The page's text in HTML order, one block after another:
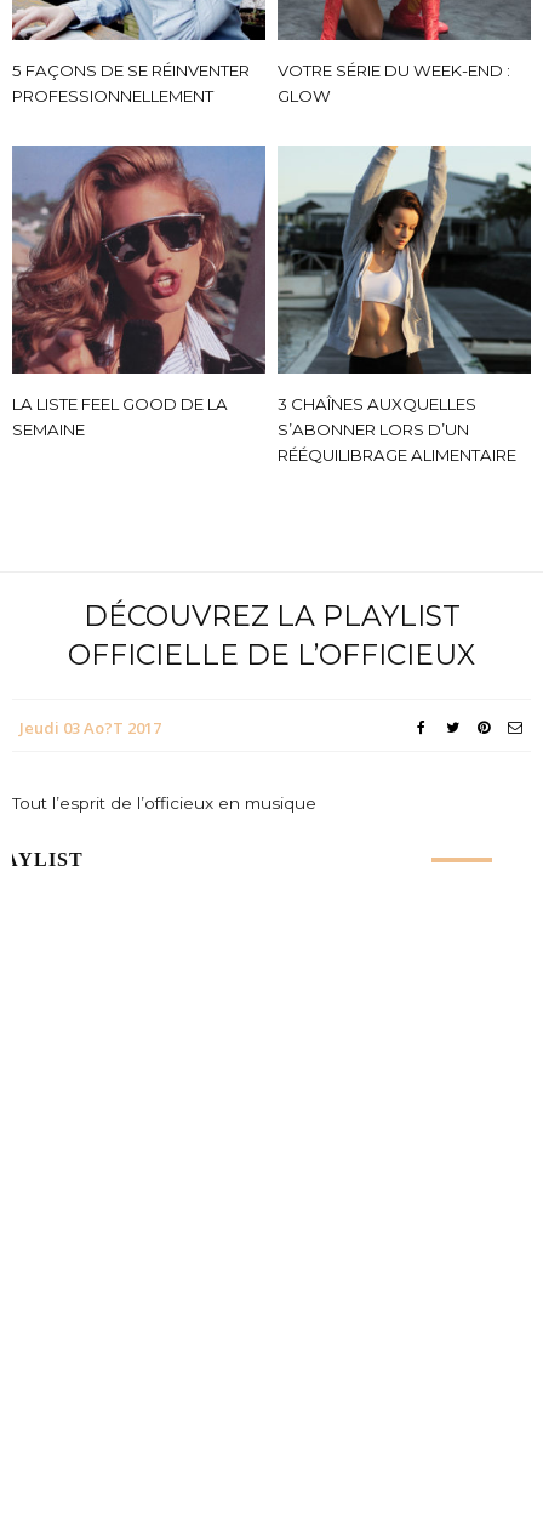
5 FAÇONS DE SE RÉINVENTER
PROFESSIONNELLEMENT
VOTRE SÉRIE DU WEEK-END :
GLOW
LA LISTE FEEL GOOD DE LA
SEMAINE
3 CHAÎNES AUXQUELLES
S’ABONNER LORS D’UN
RÉÉQUILIBRAGE ALIMENTAIRE
DÉCOUVREZ LA PLAYLIST
OFFICIELLE DE L’OFFICIEUX
Jeudi 03 Ao?t 2017
Tout l’esprit de l’officieux en musique